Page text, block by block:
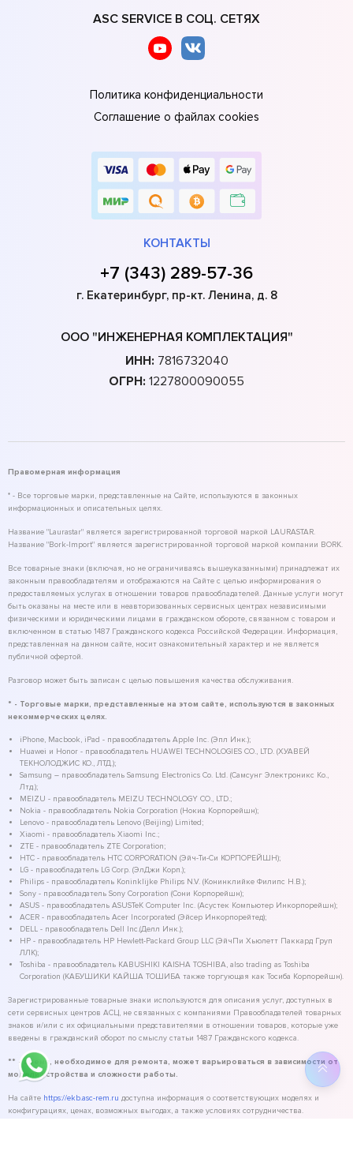
ASC SERVICE В СОЦ. СЕТЯХ
Политика конфиденциальности
Соглашение о файлах cookies
КОНТАКТЫ
+7 (343) 289-57-36
г. Екатеринбург, пр-кт. Ленина, д. 8
ООО "ИНЖЕНЕРНАЯ КОМПЛЕКТАЦИЯ"
ИНН: 7816732040
ОГРН: 1227800090055
Правомерная информация
* - Все торговые марки, представленные на Сайте, используются в законных
информационных и описательных целях.
Название "Laurastar" является зарегистрированной торговой маркой LAURASTAR.
Название "Bork-Import" является зарегистрированной торговой маркой компании BORK.
Все товарные знаки (включая, но не ограничиваясь вышеуказанными) принадлежат их
законным правообладателям и отображаются на Сайте с целью информирования о
предоставляемых услугах в отношении товаров правообладателей. Данные услуги могут
быть оказаны на месте или в неавторизованных сервисных центрах независимыми
физическими и юридическими лицами в гражданском обороте, связанном с товаром и
включенном в статью 1487 Гражданского кодекса Российской Федерации. Информация,
представленная на данном сайте, носит ознакомительный характер и не является
публичной офертой.
Разговор может быть записан с целью повышения качества обслуживания.
* - Торговые марки, представленные на этом сайте, используются в законных
некоммерческих целях.
iPhone, Macbook, iPad - правообладатель Apple Inc. (Эпл Инк.);
Huawei и Honor - правообладатель HUAWEI TECHNOLOGIES CO., LTD. (ХУАВЕЙ
ТЕКНОЛОДЖИС КО., ЛТД.);
Samsung – правообладатель Samsung Electronics Co. Ltd. (Самсунг Электроникс Ко.,
Лтд.);
MEIZU - правообладатель MEIZU TECHNOLOGY CO., LTD.;
Nokia - правообладатель Nokia Corporation (Нокиа Корпорейшн);
Lenovo - правообладатель Lenovo (Beijing) Limited;
Xiaomi - правообладатель Xiaomi Inc.;
ZTE - правообладатель ZTE Corporation;
HTC - правообладатель HTC CORPORATION (Эйч-Ти-Си КОРПОРЕЙШН);
LG - правообладатель LG Corp. (ЭлДжи Корп.);
Philips - правообладатель Koninklijke Philips N.V. (Конинклийке Филипс Н.В.);
Sony - правообладатель Sony Corporation (Сони Корпорейшн);
ASUS - правообладатель ASUSTeK Computer Inc. (Асустек Компьютер Инкорпорейшн);
ACER - правообладатель Acer Incorporated (Эйсер Инкорпорейтед);
DELL - правообладатель Dell Inc.(Делл Инк.);
HP - правообладатель HP Hewlett-Packard Group LLC (ЭйчПи Хьюлетт Паккард Груп
ЛЛК);
Toshiba - правообладатель KABUSHIKI KAISHA TOSHIBA, also trading as Toshiba
Corporation (КАБУШИКИ КАЙША ТОШИБА также торгующая как Тосиба Корпорейшн).
Зарегистрированные товарные знаки используются для описания услуг, доступных в
сети сервисных центров АСЦ, не связанных с компаниями Правообладателей товарных
знаков и/или с их официальными представителями в отношении товаров, которые уже
введены в гражданский оборот по смыслу статьи 1487 Гражданского кодекса.
** - время, необходимое для ремонта, может варьироваться в зависимости от
модели устройства и сложности работы.
На сайте https://ekb.asc-rem.ru доступна информация о соответствующих моделях и
конфигурациях, ценах, возможных выгодах, а также условиях сотрудничества.